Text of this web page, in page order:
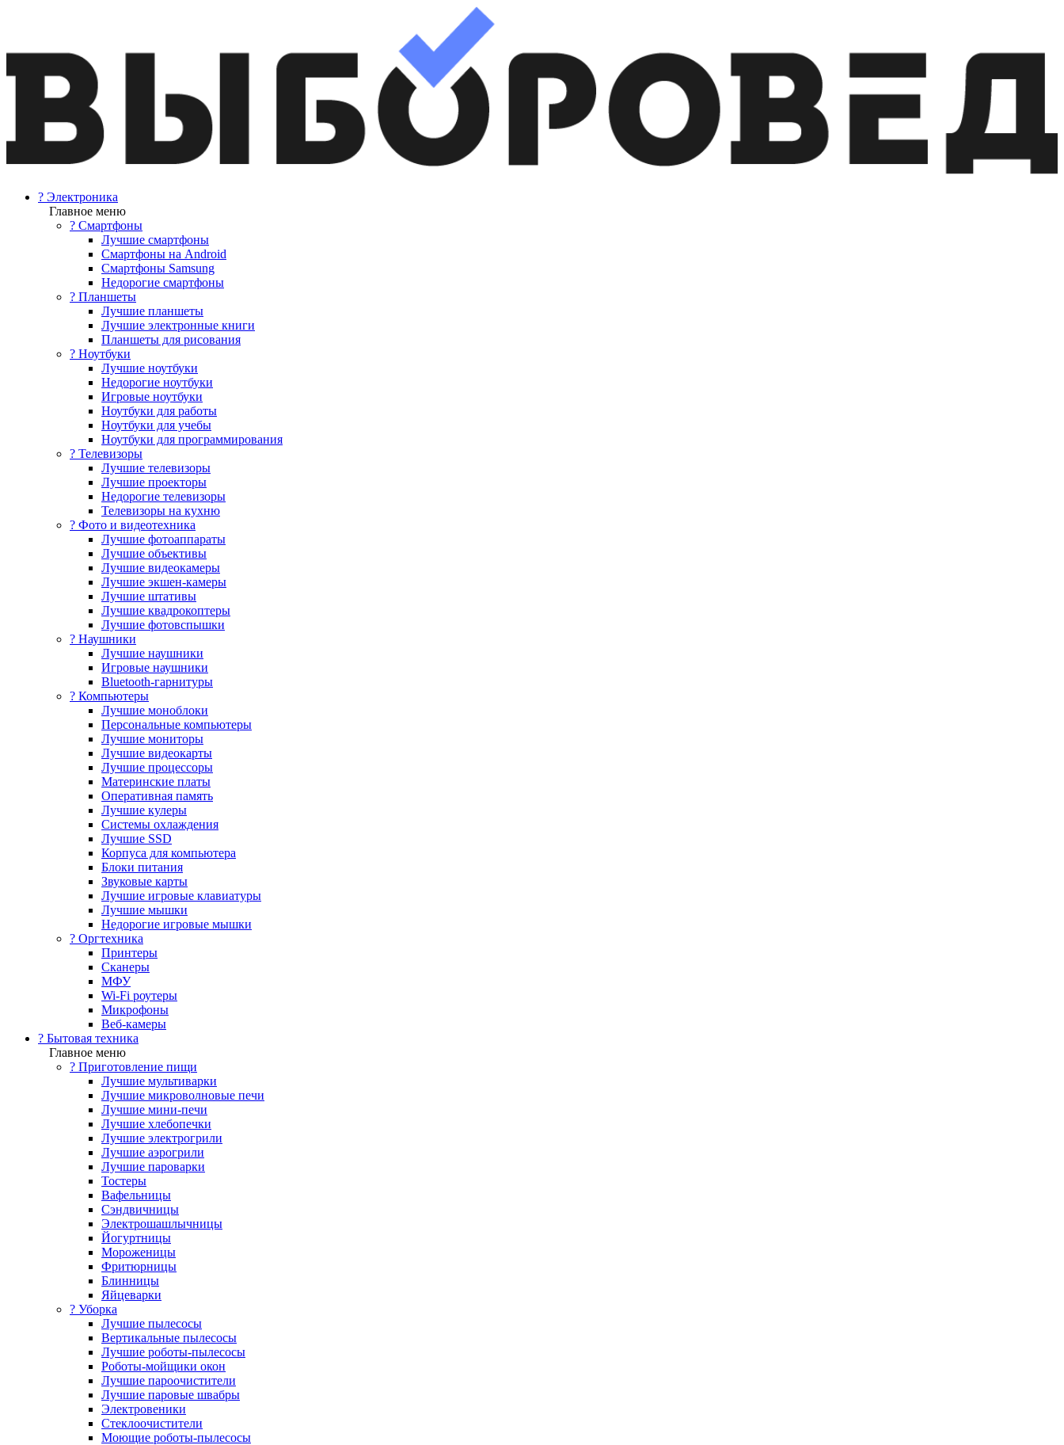
? Электроника
Главное меню
? Смартфоны
Лучшие смартфоны
Смартфоны на Android
Смартфоны Samsung
Недорогие смартфоны
? Планшеты
Лучшие планшеты
Лучшие электронные книги
Планшеты для рисования
? Ноутбуки
Лучшие ноутбуки
Недорогие ноутбуки
Игровые ноутбуки
Ноутбуки для работы
Ноутбуки для учебы
Ноутбуки для программирования
? Телевизоры
Лучшие телевизоры
Лучшие проекторы
Недорогие телевизоры
Телевизоры на кухню
? Фото и видеотехника
Лучшие фотоаппараты
Лучшие объективы
Лучшие видеокамеры
Лучшие экшен-камеры
Лучшие штативы
Лучшие квадрокоптеры
Лучшие фотовспышки
? Наушники
Лучшие наушники
Игровые наушники
Bluetooth-гарнитуры
?️ Компьютеры
Лучшие моноблоки
Персональные компьютеры
Лучшие мониторы
Лучшие видеокарты
Лучшие процессоры
Материнские платы
Оперативная память
Лучшие кулеры
Системы охлаждения
Лучшие SSD
Корпуса для компьютера
Блоки питания
Звуковые карты
Лучшие игровые клавиатуры
Лучшие мышки
Недорогие игровые мышки
?️ Оргтехника
Принтеры
Сканеры
МФУ
Wi-Fi роутеры
Микрофоны
Веб-камеры
? Бытовая техника
Главное меню
? Приготовление пищи
Лучшие мультиварки
Лучшие микроволновые печи
Лучшие мини-печи
Лучшие хлебопечки
Лучшие электрогрили
Лучшие аэрогрили
Лучшие пароварки
Тостеры
Вафельницы
Сэндвичницы
Электрошашлычницы
Йогуртницы
Мороженицы
Фритюрницы
Блинницы
Яйцеварки
? Уборка
Лучшие пылесосы
Вертикальные пылесосы
Лучшие роботы-пылесосы
Роботы-мойщики окон
Лучшие пароочистители
Лучшие паровые швабры
Электровеники
Стеклоочистители
Моющие роботы-пылесосы